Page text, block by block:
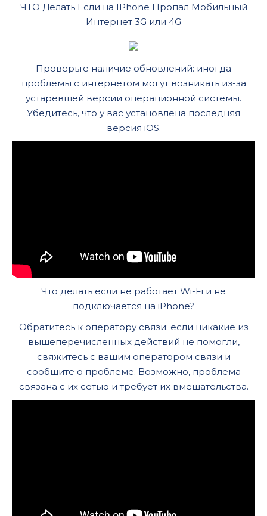
ЧТО Делать Если на IPhone Пропал Мобильный
Интернет 3G или 4G
Проверьте наличие обновлений: иногда
проблемы с интернетом могут возникать из-за
устаревшей версии операционной системы.
Убедитесь, что у вас установлена последняя
версия iOS.
Что делать если не работает Wi-Fi и не
подключается на iPhone?
Обратитесь к оператору связи: если никакие из
вышеперечисленных действий не помогли,
свяжитесь с вашим оператором связи и
сообщите о проблеме. Возможно, проблема
связана с их сетью и требует их вмешательства.